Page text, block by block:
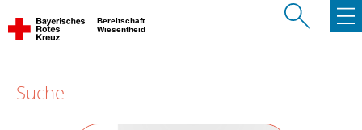
Bereitschaft
Wiesentheid
Suche